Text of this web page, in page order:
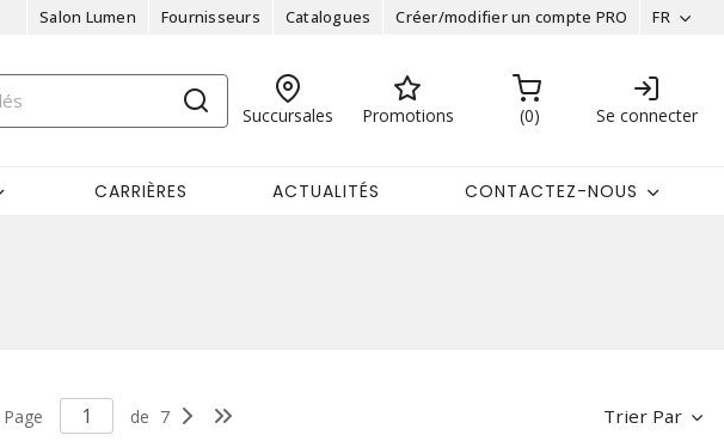
Salon Lumen Fournisseurs Catalogues Créer/modifier un compte PRO FR
Succursales Promotions 0 Se connecter
CARRIÈRES ACTUALITÉS CONTACTEZ-NOUS
Trier Par
Page de 7